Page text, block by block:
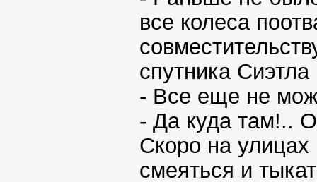
все колеса
спутника Сиэтла
- Все еще не
- Да куда там!..
Скоро на улицах
смеяться и